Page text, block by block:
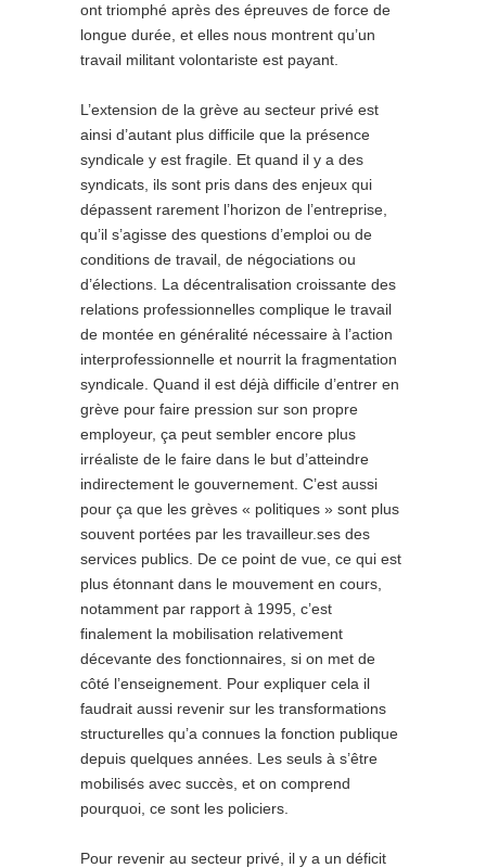
ont triomphé après des épreuves de force de
longue durée, et elles nous montrent qu’un
travail militant volontariste est payant.
L’extension de la grève au secteur privé est
ainsi d’autant plus difficile que la présence
syndicale y est fragile. Et quand il y a des
syndicats, ils sont pris dans des enjeux qui
dépassent rarement l’horizon de l’entreprise,
qu’il s’agisse des questions d’emploi ou de
conditions de travail, de négociations ou
d’élections. La décentralisation croissante des
relations professionnelles complique le travail
de montée en généralité nécessaire à l’action
interprofessionnelle et nourrit la fragmentation
syndicale. Quand il est déjà difficile d’entrer en
grève pour faire pression sur son propre
employeur, ça peut sembler encore plus
irréaliste de le faire dans le but d’atteindre
indirectement le gouvernement. C’est aussi
pour ça que les grèves « politiques » sont plus
souvent portées par les travailleur.ses des
services publics. De ce point de vue, ce qui est
plus étonnant dans le mouvement en cours,
notamment par rapport à 1995, c’est
finalement la mobilisation relativement
décevante des fonctionnaires, si on met de
côté l’enseignement. Pour expliquer cela il
faudrait aussi revenir sur les transformations
structurelles qu’a connues la fonction publique
depuis quelques années. Les seuls à s’être
mobilisés avec succès, et on comprend
pourquoi, ce sont les policiers.
Pour revenir au secteur privé, il y a un déficit